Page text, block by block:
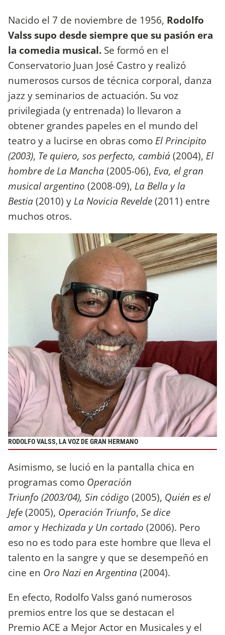
Nacido el 7 de noviembre de 1956, Rodolfo
Valss supo desde siempre que su pasión era
la comedia musical. Se formó en el
Conservatorio Juan José Castro y realizó
numerosos cursos de técnica corporal, danza
jazz y seminarios de actuación. Su voz
privilegiada (y entrenada) lo llevaron a
obtener grandes papeles en el mundo del
teatro y a lucirse en obras como El Principito
(2003), Te quiero, sos perfecto, cambiá(2004), El
hombre de La Mancha(2005-06), Eva, el gran
musical argentino (2008-09), La Bella y la
Bestia(2010) y La Novicia Revelde(2011) entre
muchos otros.
RODOLFO VALSS, LA VOZ DE GRAN HERMANO
Asimismo, se lució en la pantalla chica en
programas como Operación
Triunfo (2003/04), Sin código (2005), Quién es el
Jefe(2005), Operación Triunfo, Se dice
amory Hechizada y Un cortado (2006). Pero
eso no es todo para este hombre que lleva el
talento en la sangre y que se desempeñó en
cine en Oro Nazi en Argentina(2004).
En efecto, Rodolfo Valss ganó numerosos
premios entre los que se destacan el
Premio ACE a Mejor Actor en Musicales y el